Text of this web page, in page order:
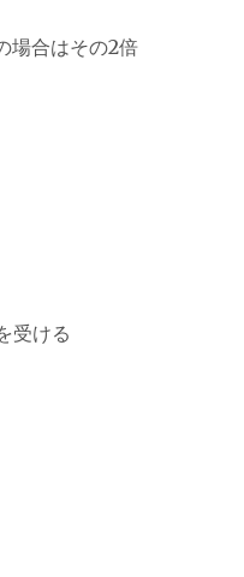
場合はその2倍
受ける